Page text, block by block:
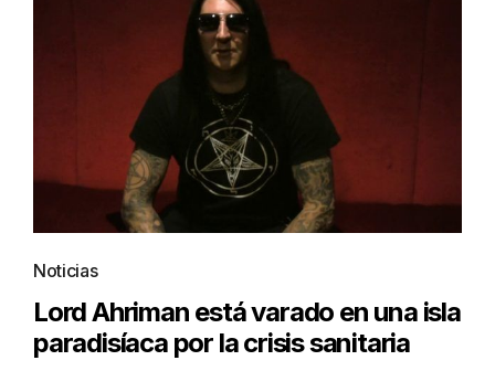
Noticias
Lord Ahriman está varado en una isla
paradisíaca por la crisis sanitaria